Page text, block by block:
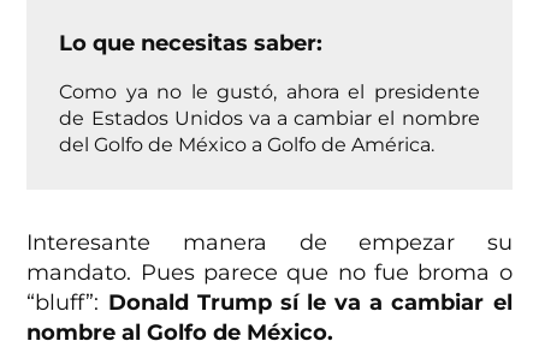
Lo que necesitas saber:
Como ya no le gustó, ahora el presidente
de Estados Unidos va a cambiar el nombre
del Golfo de México a Golfo de América.
Interesante manera de empezar su
mandato. Pues parece que no fue broma o
“bluff”: Donald Trump sí le va a cambiar el
nombre al Golfo de México.